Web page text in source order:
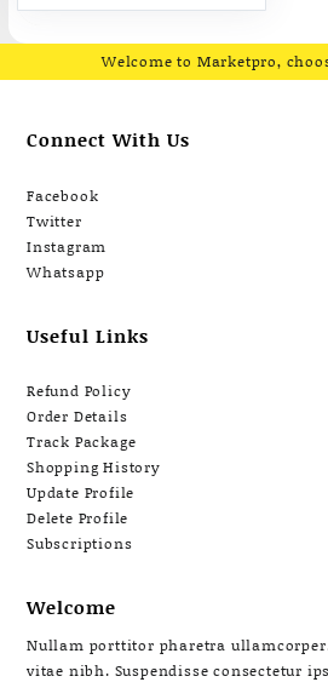
(แสงสีขาว DAYLIGHT)
Welcome to Marketpro,
Connect With Us
Facebook
Twitter
Instagram
Whatsapp
Useful Links
Refund Policy
Order Details
Track Package
Shopping History
Update Profile
Delete Profile
Subscriptions
Welcome
Nullam porttitor pharetra
vitae nibh. Suspendisse consectetur